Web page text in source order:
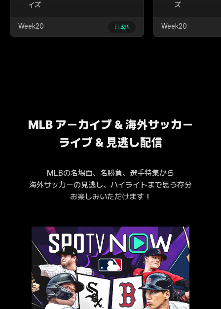
イズ
Week20 日本語
ズ
Week20
MLB アーカイブ & 海外サッカー
ライブ & 見逃し配信
MLBの名場面、名勝負、選手特集から
海外サッカーの見逃し、ハイライトまで思う存分
お楽しみいただけます！